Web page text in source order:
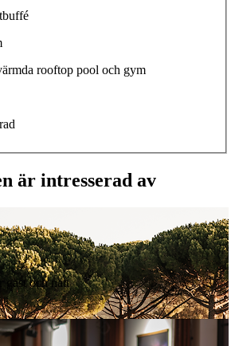
rooftop pool och gym
är intresserad av
gäst och natt